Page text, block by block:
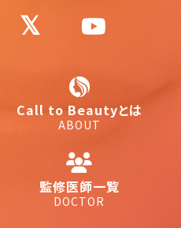
Call to Beautyとは
ABOUT
監修医師一覧
DOCTOR